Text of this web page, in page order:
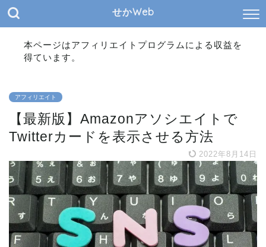
せかWeb
本ページはアフィリエイトプログラムによる収益を
得ています。
アフィリエイト
【最新版】Amazonアソシエイトで
Twitterカードを表示させる方法
2022年8月14日